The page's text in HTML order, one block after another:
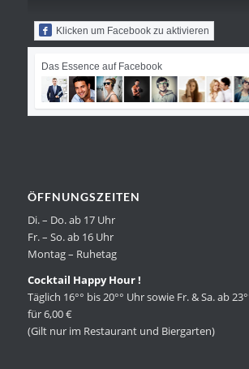
Klicken um Facebook zu aktivieren
Das Essence auf Facebook
ÖFFNUNGSZEITEN
Di. – Do. ab 17 Uhr
Fr. – So. ab 16 Uhr
Montag – Ruhetag
Cocktail Happy Hour !
Täglich 16°° bis 20°° Uhr sowie Fr. & Sa. ab
für 6,00 €
(Gilt nur im Restaurant und Biergarten)